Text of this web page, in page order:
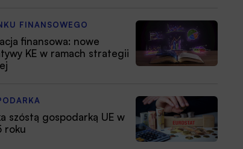
FINANSOWEGO
finansowa: nowe
KE w ramach strategii
szóstą gospodarką UE w
roku